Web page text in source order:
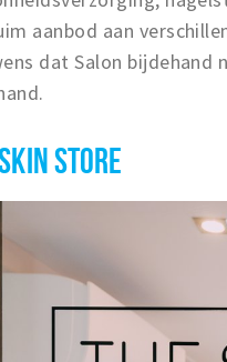
aanbod aan
dat Salon bijdehand
STORE